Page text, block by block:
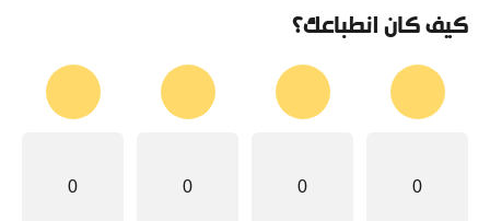
كيف كان انطباعك؟
0
0
0
0